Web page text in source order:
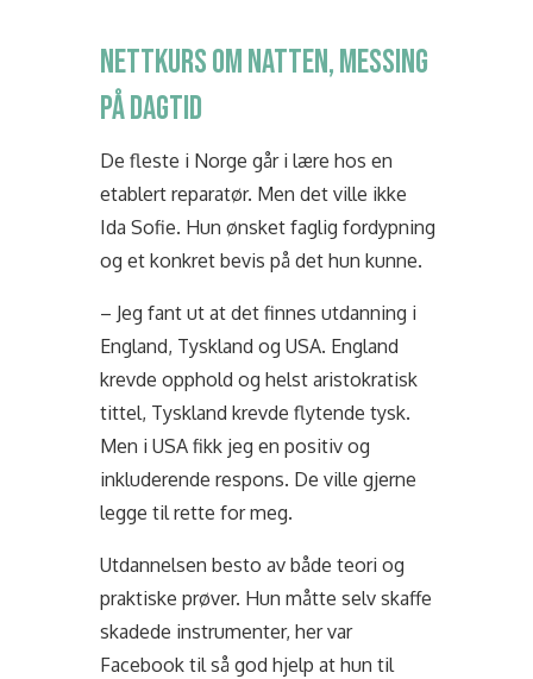
NETTKURS OM NATTEN, MESSING
PÅ DAGTID
De fleste i Norge går i lære hos en
etablert reparatør. Men det ville ikke
Ida Sofie. Hun ønsket faglig fordypning
og et konkret bevis på det hun kunne.
– Jeg fant ut at det finnes utdanning i
England, Tyskland og USA. England
krevde opphold og helst aristokratisk
tittel, Tyskland krevde flytende tysk.
Men i USA fikk jeg en positiv og
inkluderende respons. De ville gjerne
legge til rette for meg.
Utdannelsen besto av både teori og
praktiske prøver. Hun måtte selv skaffe
skadede instrumenter, her var
Facebook til så god hjelp at hun til